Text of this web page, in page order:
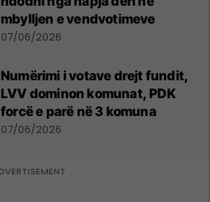
mbylljen e vendvotimeve
07/06/2026
Numërimi i votave drejt fundit,
LVV dominon komunat, PDK
forcë e parë në 3 komuna
07/06/2026